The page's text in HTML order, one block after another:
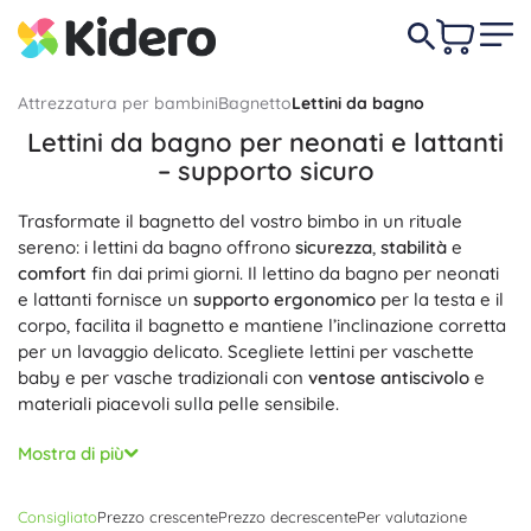
Attrezzatura per bambiniBagnettoLettini da bagno
Lettini da bagno per neonati e lattanti
– supporto sicuro
Trasformate il bagnetto del vostro bimbo in un rituale
sereno: i lettini da bagno offrono sicurezza, stabilità e
comfort fin dai primi giorni. Il lettino da bagno per neonati
e lattanti fornisce un supporto ergonomico per la testa e il
corpo, facilita il bagnetto e mantiene l’inclinazione corretta
per un lavaggio delicato. Scegliete lettini per vaschette
baby e per vasche tradizionali con ventose antiscivolo e
materiali piacevoli sulla pelle sensibile.
Il lettino da bagno anatomico assicura una posizione
stabile, evitando che il bambino scivoli, e allo stesso tempo
varianti in tessuto a rete, cheasciuga rapidamentee drena
Mostra di più
ConsigliatoPrezzo crescentePrezzo decrescentePer valutazione